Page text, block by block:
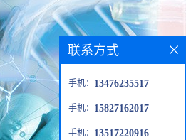
联系方式
手机： 13476235517
手机： 15827162017
手机： 13517220916